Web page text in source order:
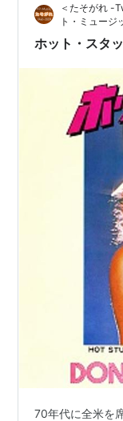
＜たそがれ -
ト・ミュージ
ホット・スタ
70年代に全米を